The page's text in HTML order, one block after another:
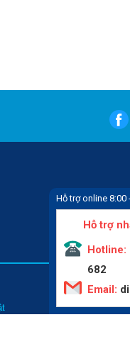
Tin tức
Liên hệ
Hỗ trợ online
Hỗ trợ
Hotline:
682
Email: